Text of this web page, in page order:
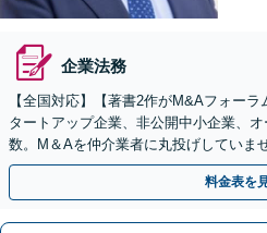
企業法務
【全国対応】【著書2作がM&Aフォー
タートアップ企業、非公開中小企業、
数。M＆Aを仲介業者に丸投げしていま
や契約書作成・交渉はお任せください
料金表を